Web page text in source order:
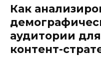
Как
аудитории
контент-